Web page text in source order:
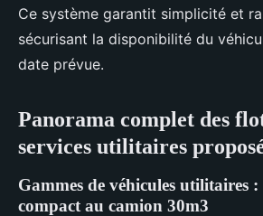
Ce système garantit simplicité et
sécurisant la disponibilité du
date prévue.
Panorama complet des
services utilitaires
Gammes de véhicules utilitaires
compact au camion 30m3